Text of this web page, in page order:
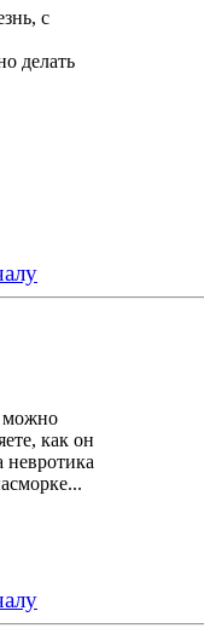
с
делать
можно
как он
невротика